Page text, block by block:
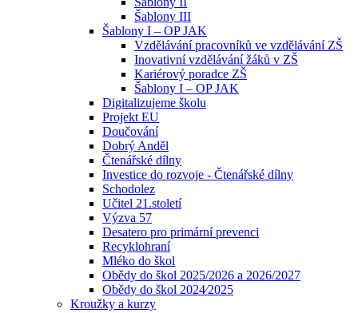
Šablony III
Šablony I – OP JAK
Vzdělávání pracovníků ve vzdělávání ZŠ
Inovativní vzdělávání žáků v ZŠ
Kariérový poradce ZŠ
Šablony I – OP JAK
Digitalizujeme školu
Projekt EU
Doučování
Dobrý Anděl
Čtenářské dílny
Investice do rozvoje - Čtenářské dílny
Schodolez
Učitel 21.století
Výzva 57
Desatero pro primární prevenci
Recyklohraní
Mléko do škol
Obědy do škol 2025/2026 a 2026/2027
Obědy do škol 2024⁄2025
Kroužky a kurzy